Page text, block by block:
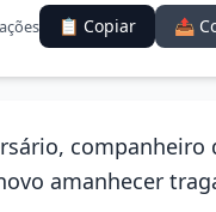
📋 Copiar 📤
amanhecer